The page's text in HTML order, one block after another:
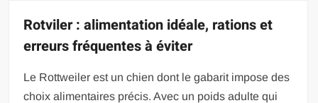
Rotviler : alimentation idéale, rations et
erreurs fréquentes à éviter
Le Rottweiler est un chien dont le gabarit impose des
choix alimentaires précis. Avec un poids adulte qui